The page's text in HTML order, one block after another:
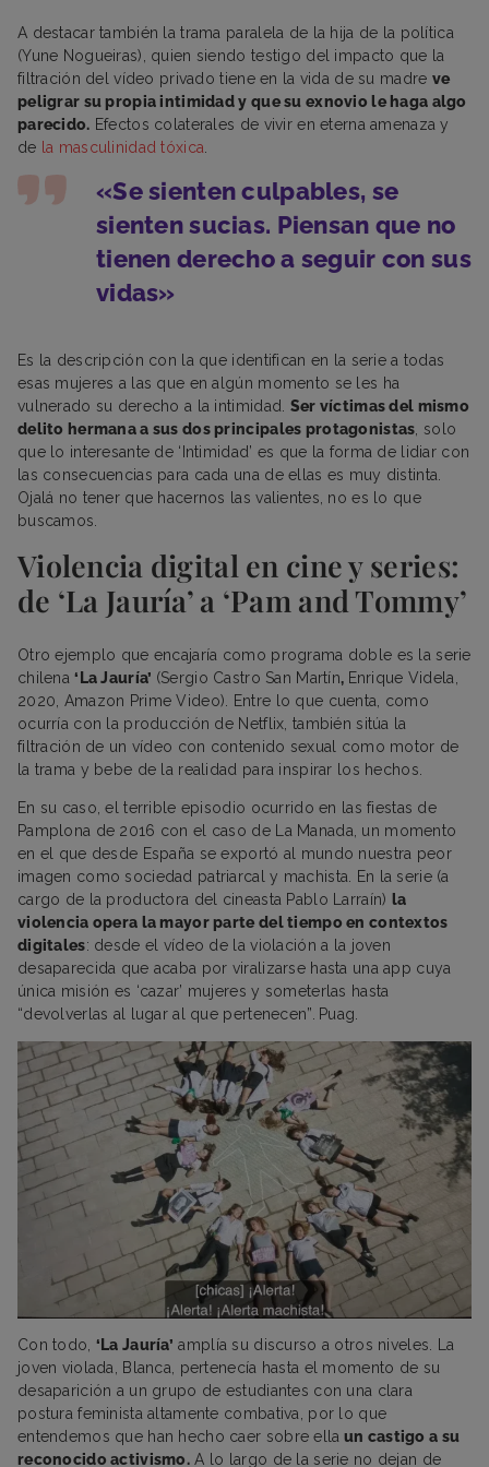
A destacar también la trama paralela de la hija de la política
(Yune Nogueiras), quien siendo testigo del impacto que la
filtración del vídeo privado tiene en la vida de su madre ve
peligrar su propia intimidad y que su exnovio le haga algo
parecido. Efectos colaterales de vivir en eterna amenaza y
de la masculinidad tóxica.
«Se sienten culpables, se
sienten sucias. Piensan que no
tienen derecho a seguir con sus
vidas»
Es la descripción con la que identifican en la serie a todas
esas mujeres a las que en algún momento se les ha
vulnerado su derecho a la intimidad. Ser víctimas del mismo
delito hermana a sus dos principales protagonistas, solo
que lo interesante de ‘Intimidad’ es que la forma de lidiar con
las consecuencias para cada una de ellas es muy distinta.
Ojalá no tener que hacernos las valientes, no es lo que
buscamos.
Violencia digital en cine y series:
de ‘La Jauría’ a ‘Pam and Tommy’
Otro ejemplo que encajaría como programa doble es la serie
chilena‘La Jauría’ (Sergio Castro San Martín, Enrique Videla,
2020, Amazon Prime Video). Entre lo que cuenta, como
ocurría con la producción de Netflix, también sitúa la
filtración de un vídeo con contenido sexual como motor de
la trama y bebe de la realidad para inspirar los hechos.
En su caso, el terrible episodio ocurrido en las fiestas de
Pamplona de 2016 con el caso de La Manada, un momento
en el que desde España se exportó al mundo nuestra peor
imagen como sociedad patriarcal y machista. En la serie (a
cargo de la productora del cineasta Pablo Larraín) la
violencia opera la mayor parte del tiempo en contextos
digitales: desde el vídeo de la violación a la joven
desaparecida que acaba por viralizarse hasta una app cuya
única misión es ‘cazar’ mujeres y someterlas hasta
“devolverlas al lugar al que pertenecen”. Puag.
Con todo, ‘La Jauría’ amplía su discurso a otros niveles. La
joven violada, Blanca, pertenecía hasta el momento de su
desaparición a un grupo de estudiantes con una clara
postura feminista altamente combativa, por lo que
entendemos que han hecho caer sobre ella un castigo a su
reconocido activismo. A lo largo de la serie no dejan de